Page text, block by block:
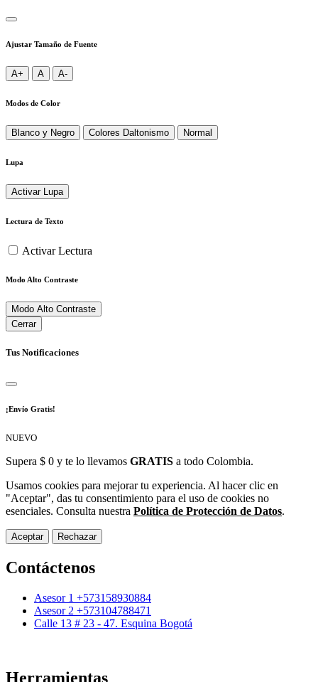
Ajustar Tamaño de Fuente
A+ A A-
Modos de Color
Blanco y Negro Colores Daltonismo Normal
Lupa
Activar Lupa
Lectura de Texto
Activar Lectura
Modo Alto Contraste
Modo Alto Contraste
Cerrar
Tus Notificaciones
¡Envío Gratis!
NUEVO
Supera $ 0 y te lo llevamos GRATIS a todo Colombia.
Usamos cookies para mejorar tu experiencia. Al hacer clic en
"Aceptar", das tu consentimiento para el uso de cookies no
esenciales. Consulta nuestra Política de Protección de Datos.
Aceptar Rechazar
Contáctenos
Asesor 1 +573158930884
Asesor 2 +573104788471
Calle 13 # 23 - 47. Esquina Bogotá
Herramientas